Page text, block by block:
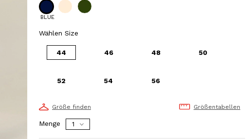
BLUE
Wählen Size
44 46 48 50
52 54 56
Größe finden Größentabellen
Menge